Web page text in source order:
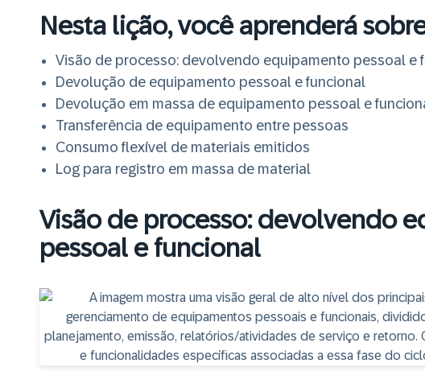
Nesta lição, você aprenderá
Visão de processo: devolvendo equipamento pessoal e
Devolução de equipamento pessoal e funcional
Devolução em massa de equipamento pessoal e
Transferência de equipamento entre pessoas
Consumo flexível de materiais emitidos
Log para registro em massa de material
Visão de processo: devolvendo
pessoal e funcional